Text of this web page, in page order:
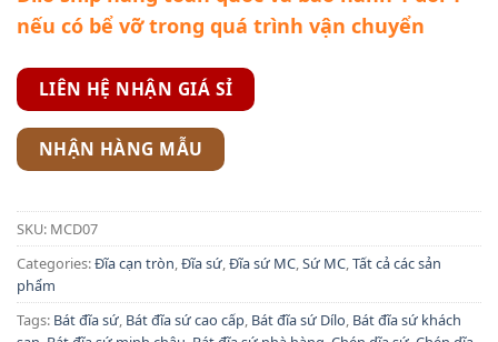
nếu có bể vỡ trong quá trình vận chuyển
LIÊN HỆ NHẬN GIÁ SỈ
NHẬN HÀNG MẪU
SKU: MCD07
Categories:Đĩa cạn tròn,Đĩa sứ,Đĩa sứ MC,Sứ MC,Tất cả các sản
phẩm
Tags: Bát đĩa sứ, Bát đĩa sứ cao cấp, Bát đĩa sứ Dílo, Bát đĩa sứ khách